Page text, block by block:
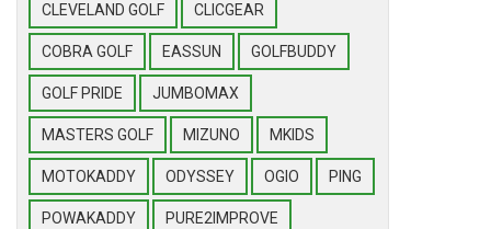
CLEVELAND GOLF CLICGEAR
COBRA GOLF EASSUN GOLFBUDDY
GOLF PRIDE JUMBOMAX
MASTERS GOLF MIZUNO MKIDS
MOTOKADDY ODYSSEY OGIO PING
POWAKADDY PURE2IMPROVE